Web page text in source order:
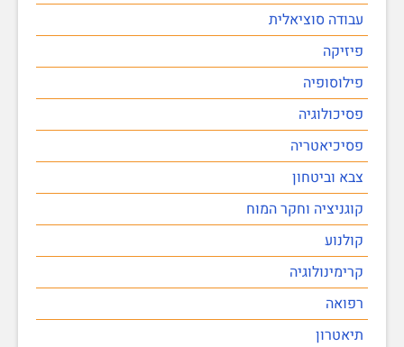
עבודה סוציאלית
פיזיקה
פילוסופיה
פסיכולוגיה
פסיכיאטריה
צבא וביטחון
קוגניציה וחקר המוח
קולנוע
קרימינולוגיה
רפואה
תיאטרון